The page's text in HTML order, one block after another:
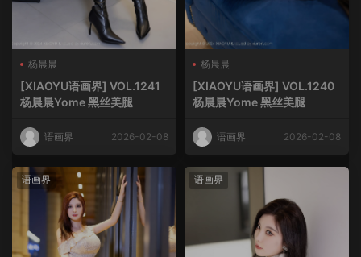
杨晨晨
[XIAOYU语画界] VOL.1241
杨晨晨Yome 黑丝美腿
语画界 2026-02-08
杨晨晨
[XIAOYU语画界] VOL.1240
杨晨晨Yome 黑丝美腿
语画界 2026-02-08
语画界 语画界